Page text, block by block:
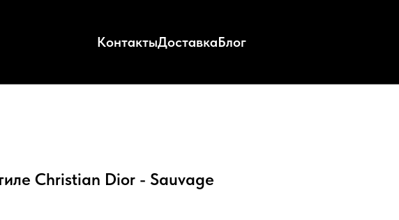
КонтактыДоставкаБлог
Christian Dior - Sauvage